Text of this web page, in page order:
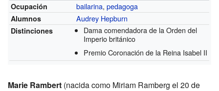
Ocupación
bailarina,pedagoga
Alumnos Audrey Hepburn
Distinciones
Dama comendadora de la Orden del
Imperio británico
Premio Coronación de la Reina Isabel II
Marie Rambert (nacida como Miriam Ramberg el 20 de